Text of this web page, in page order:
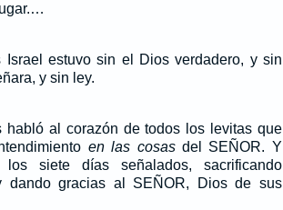
Israel estuvo sin el Dios verdadero, y sin
y sin ley.
habló al corazón de todos los levitas que
en las cosasdel SEÑOR. Y
los siete días señalados, sacrificando
dando gracias al SEÑOR, Dios de sus